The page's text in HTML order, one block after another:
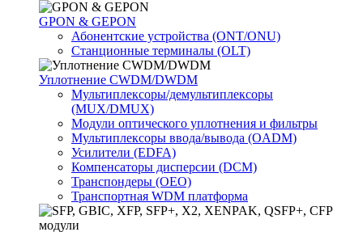
GPON & GEPON
Абонентские устройства (ONT/ONU)
Станционные терминалы (OLT)
Уплотнение CWDM/DWDM
Мультиплексоры/демультиплексоры
(MUX/DMUX)
Модули оптического уплотнения и фильтры
Мультиплексоры ввода/вывода (OADM)
Усилители (EDFA)
Компенсаторы дисперсии (DCM)
Транспондеры (OEO)
Транспортная WDM платформа